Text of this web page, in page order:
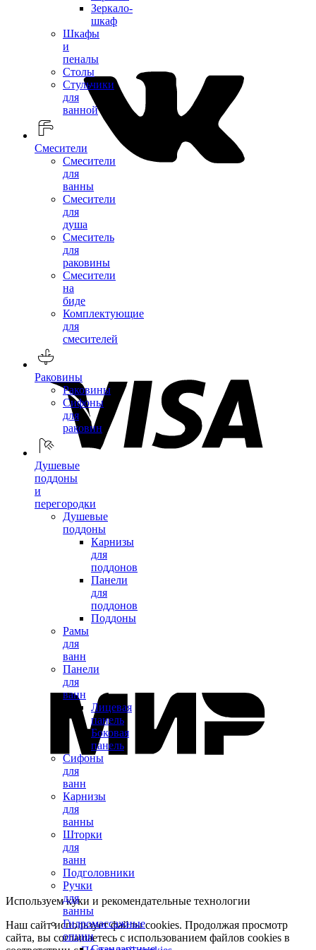
Зеркало-
шкаф
Шкафы
и
пеналы
Столы
Стульчики
для
ванной
Смесители
Смесители
для
ванны
Смесители
для
душа
Смеситель
для
раковины
Смесители
на
биде
Комплектующие
для
смесителей
Раковины
Раковины
Сифоны
для
раковин
Душевые
поддоны
и
перегородки
Душевые
поддоны
Карнизы
для
поддонов
Панели
для
поддонов
Поддоны
Рамы
для
ванн
Панели
для
ванн
Лицевая
панель
Боковая
панель
Сифоны
для
ванн
Карнизы
для
ванны
Шторки
для
ванн
Подголовники
Ручки
для
ванны
Гидромассажные
опции
Используем куки и рекомендательные технологии
Наш сайт использует файлы cookies. Продолжая просмотр
сайта, вы соглашаетесь с использованием файлов cookies в